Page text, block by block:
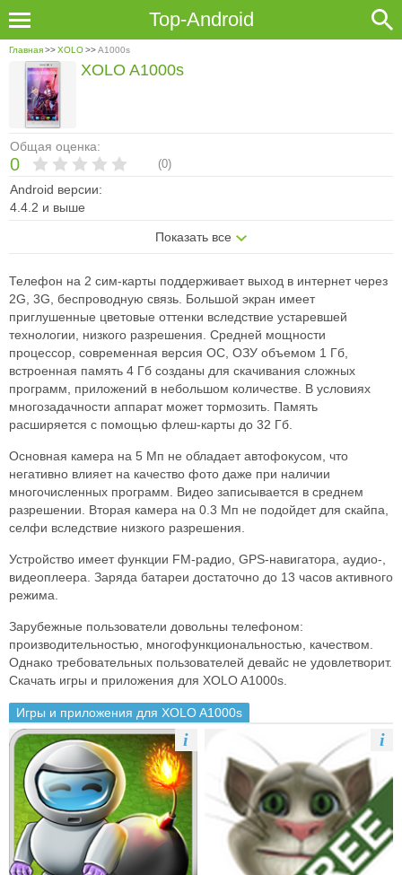
Top-Android
Главная>>XOLO>>A1000s
Общая оценка:
0 (0)
Android версии:
4.4.2 и выше
Показать все
XOLO A1000s
Телефон на 2 сим-карты поддерживает выход в интернет через
2G, 3G, беспроводную связь. Большой экран имеет
приглушенные цветовые оттенки вследствие устаревшей
технологии, низкого разрешения. Средней мощности
процессор, современная версия ОС, ОЗУ объемом 1 Гб,
встроенная память 4 Гб созданы для скачивания сложных
программ, приложений в небольшом количестве. В условиях
многозадачности аппарат может тормозить. Память
расширяется с помощью флеш-карты до 32 Гб.
Основная камера на 5 Мп не обладает автофокусом, что
негативно влияет на качество фото даже при наличии
многочисленных программ. Видео записывается в среднем
разрешении. Вторая камера на 0.3 Мп не подойдет для скайпа,
селфи вследствие низкого разрешения.
Устройство имеет функции FM-радио, GPS-навигатора, аудио-,
видеоплеера. Заряда батареи достаточно до 13 часов активного
режима.
Зарубежные пользователи довольны телефоном:
производительностью, многофункциональностью, качеством.
Однако требовательных пользователей девайс не удовлетворит.
Скачать игры и приложения для XOLO A1000s.
Игры и приложения для XOLO A1000s
i i